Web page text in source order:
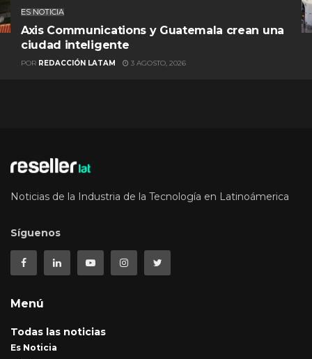
ES NOTICIA
Axis Communications y Guatemala crean una
ciudad inteligente
POR REDACCIÓN LATAM 3 AGOSTO, 2026
Noticias de la Industria de la Tecnología en Latinoámerica
Síguenos
Menú
Todas las noticias
Es Noticia